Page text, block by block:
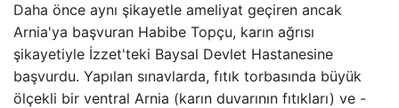
Daha önce aynı şikayetle ameliyat geçiren ancak
Arnia'ya başvuran Habibe Topçu, karın ağrısı
şikayetiyle İzzet'teki Baysal Devlet Hastanesine
başvurdu. Yapılan sınavlarda, fıtık torbasında büyük
ölçekli bir ventral Arnia (karın duvarının fıtıkları) ve -